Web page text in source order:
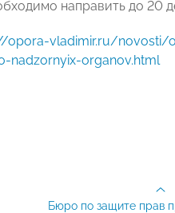
направить до 20
opora-vladimir.ru/novosti/
nadzornyix-organov.html
Бюро по защите прав